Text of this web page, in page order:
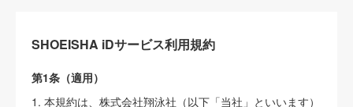
SHOEISHA iDサービス利用規約
第1条（適用）
1. 本規約は、株式会社翔泳社（以下「当社」といいます）